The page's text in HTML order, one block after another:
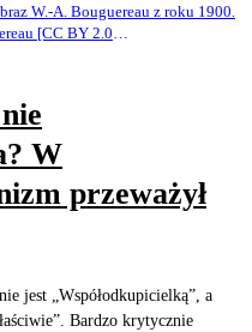
W.-A. Bouguereau z roku 1900.
[CC BY 2.0
W
przeważył
jest „Współodkupicielką”, a
Bardzo krytycznie